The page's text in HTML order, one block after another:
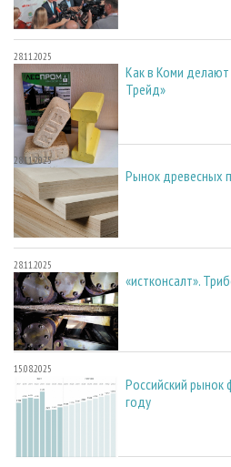
28.11.2025
Как в Коми
Трейд»
28.11.2025
Рынок древесных
28.11.2025
«истконсалт».
15.08.2025
Российский рынок
году